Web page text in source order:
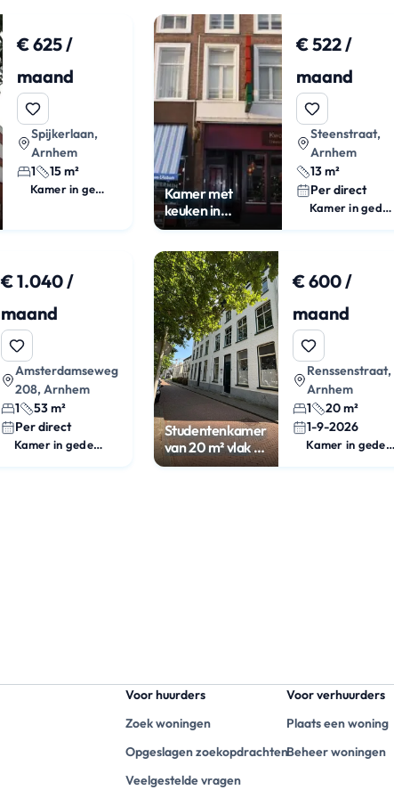
€ 625 /
maand
Spijkerlaan,
Arnhem
1
15 m²
Kamer in gedeeld appartement
Kamer met
keuken in
Steenstraat
€ 522 /
maand
Steenstraat,
Arnhem
13 m²
Per direct
Kamer in gedeeld appartement
€ 1.040 /
maand
Amsterdamseweg
208, Arnhem
1
53 m²
Per direct
Kamer in gedeeld appartement
Studentenkamer
van 20 m² vlak bij
station
€ 600 /
maand
Renssenstraat,
Arnhem
1
20 m²
1-9-2026
Kamer in gedeeld appartement
Voor huurders
Zoek woningen
Opgeslagen zoekopdrachten
Veelgestelde vragen
Voor verhuurders
Plaats een woning
Beheer woningen